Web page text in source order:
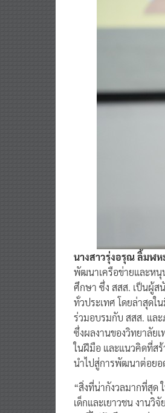
นางสาวรุ่งอรุณ ลิ้มฬ
พัฒนาเครือข่ายและหนุ
ศึกษา ซึ่ง สสส. เป็นผู้ส
ทั่วประเทศ โดยล่าสุดใ
ร่วมอบรมกับ สสส. แล
ซึ่งผลงานของวิทยาลัย
ในฝีมือ และแนวคิดที่ส
นำไปสู่การพัฒนาต่อยอ
“สิ่งที่น่ากังวลมากที่สุด
เด็กและเยาวชน งานวิ